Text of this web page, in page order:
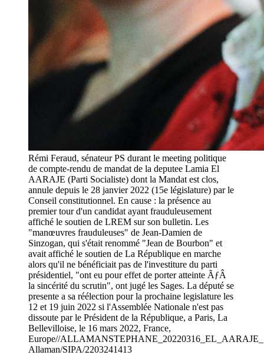
Rémi Feraud, sénateur PS durant le meeting politique
de compte-rendu de mandat de la deputee Lamia El
AARAJE (Parti Socialiste) dont la Mandat est clos,
annule depuis le 28 janvier 2022 (15e législature) par le
Conseil constitutionnel. En cause : la présence au
premier tour d'un candidat ayant frauduleusement
affiché le soutien de LREM sur son bulletin. Les
"manœuvres frauduleuses" de Jean-Damien de
Sinzogan, qui s'était renommé "Jean de Bourbon" et
avait affiché le soutien de La République en marche
alors qu'il ne bénéficiait pas de l'investiture du parti
présidentiel, "ont eu pour effet de porter atteinte ÃƒÂ
la sincérité du scrutin", ont jugé les Sages. La député se
presente a sa réélection pour la prochaine legislature les
12 et 19 juin 2022 si l'Assemblée Nationale n'est pas
dissoute par le Président de la République, a Paris, La
Bellevilloise, le 16 mars 2022, France,
Europe//
Allaman/SIPA/2203241413